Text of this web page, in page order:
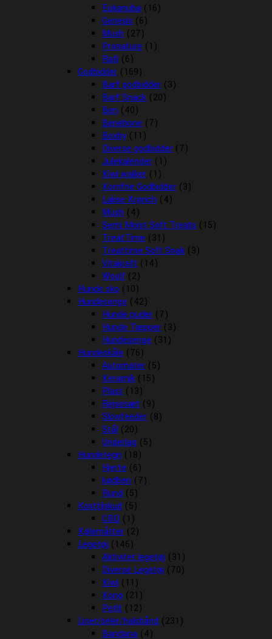
Eukanuba (16)
Genesis (6)
Mush (27)
Pronature (1)
Rafi (6)
Godbidder (169)
Barf godbidder (3)
Barf Snack (20)
Ben (40)
Benebone (7)
Boxby (11)
Diverse godbidder (7)
Julekalender (1)
Kiwi walker (1)
Kornfrie Godbidder (3)
Lakse Krønch (4)
Mush (4)
Semi Moist Soft Treats (15)
TreatTime (31)
Treattime Soft Snak (3)
Vitakraft (14)
Woolf (2)
Hunde sko (10)
Hundesenge (42)
Hunde puder (7)
Hunde Tæpper (3)
Hundesenge (31)
Hundeskåle (76)
Automater (5)
Keramik (15)
Plast (13)
Rejsesæt (9)
Slowfeeder (8)
Stål (20)
Underlag (5)
Hundetegn (18)
Hjerte (6)
kødben (7)
Rund (5)
Kosttilskud (5)
CBD (1)
Kølemåtter (2)
Legetøj (146)
Aktivitet legetøj (31)
Diverse Legetøj (70)
Kiwi (11)
Kong (21)
Petit (12)
Liner/seler/halsbånd (231)
Bandana (4)